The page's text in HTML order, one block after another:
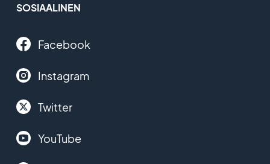
SOSIAALINEN
Facebook
Instagram
Twitter
YouTube